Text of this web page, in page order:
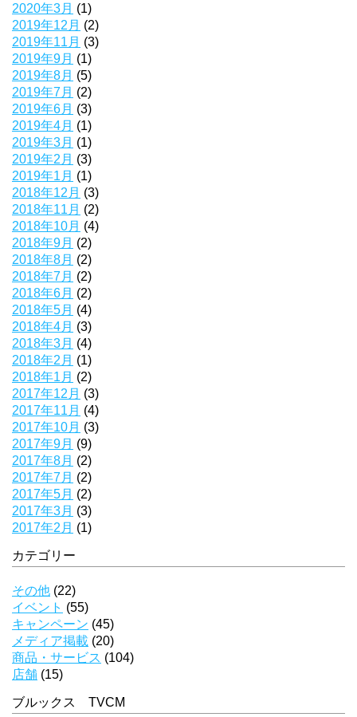
2020年3月 (1)
2019年12月 (2)
2019年11月 (3)
2019年9月 (1)
2019年8月 (5)
2019年7月 (2)
2019年6月 (3)
2019年4月 (1)
2019年3月 (1)
2019年2月 (3)
2019年1月 (1)
2018年12月 (3)
2018年11月 (2)
2018年10月 (4)
2018年9月 (2)
2018年8月 (2)
2018年7月 (2)
2018年6月 (2)
2018年5月 (4)
2018年4月 (3)
2018年3月 (4)
2018年2月 (1)
2018年1月 (2)
2017年12月 (3)
2017年11月 (4)
2017年10月 (3)
2017年9月 (9)
2017年8月 (2)
2017年7月 (2)
2017年5月 (2)
2017年3月 (3)
2017年2月 (1)
カテゴリー
その他 (22)
イベント (55)
キャンペーン (45)
メディア掲載 (20)
商品・サービス (104)
店舗 (15)
ブルックス TVCM